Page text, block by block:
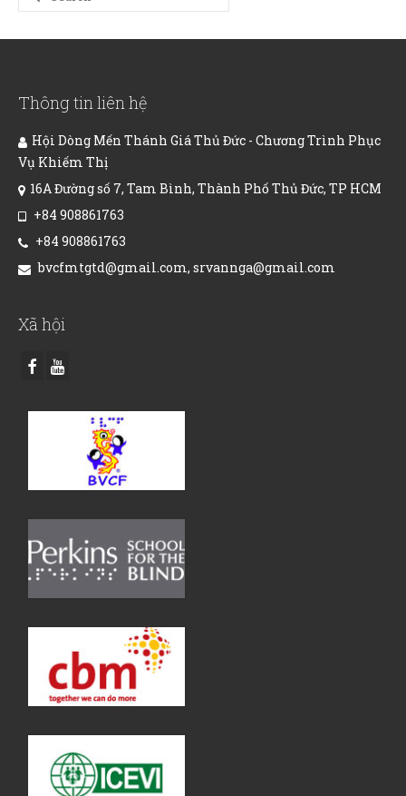
for:
Thông tin liên hệ
Hội Dòng Mến Thánh Giá Thủ Đức - Chương Trình Phục
Vụ Khiếm Thị
16A Đường số 7, Tam Bình, Thành Phố Thủ Đức, TP HCM
+84 908861763
+84 908861763
bvcfmtgtd@gmail.com, srvannga@gmail.com
Xã hội